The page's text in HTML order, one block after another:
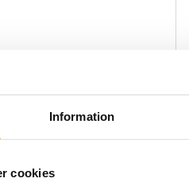
Information
cookies
av produkter från
Vi erbjuder ett brett utbud
Vare sig du letar efter